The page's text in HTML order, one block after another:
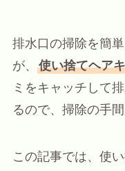
排水口の掃除を簡
が、 使い捨てヘア
ミをキャッチして
るので、掃除の手間
この記事では、使